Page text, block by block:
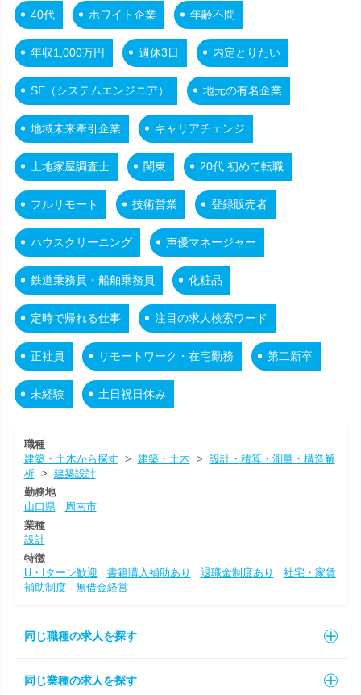
40代 ホワイト企業 年齢不問
年収1,000万円 週休3日 内定とりたい
SE（システムエンジニア） 地元の有名企業
地域未来牽引企業 キャリアチェンジ
土地家屋調査士 関東 20代 初めて転職
フルリモート 技術営業 登録販売者
ハウスクリーニング 声優マネージャー
鉄道乗務員・船舶乗務員 化粧品
定時で帰れる仕事 注目の求人検索ワード
正社員 リモートワーク・在宅勤務 第二新卒
未経験 土日祝日休み
職種
建築・土木から探す > 建築・土木 > 設計・積算・測量・構造解
析> 建築設計
勤務地
山口県
周南市
業種
設計
特徴
U・Iターン歓迎
書籍購入補助あり 退職金制度あり
社宅・家賃
補助制度
無借金経営
同じ職種の求人を探す
同じ業種の求人を探す